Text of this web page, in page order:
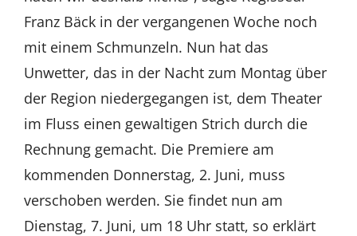
Franz Bäck in der vergangenen Woche noch
mit einem Schmunzeln. Nun hat das
Unwetter, das in der Nacht zum Montag über
der Region niedergegangen ist, dem Theater
im Fluss einen gewaltigen Strich durch die
Rechnung gemacht. Die Premiere am
kommenden Donnerstag, 2. Juni, muss
verschoben werden. Sie findet nun am
Dienstag, 7. Juni, um 18 Uhr statt, so erklärt